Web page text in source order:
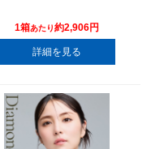
1箱あたり約2,906円
詳細を見る